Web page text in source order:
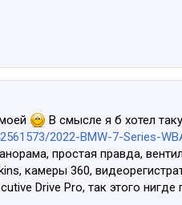
В смысле я б хотел
2022-BMW-7-Series-
простая правда,
камеры 360,
Drive Pro, так этого